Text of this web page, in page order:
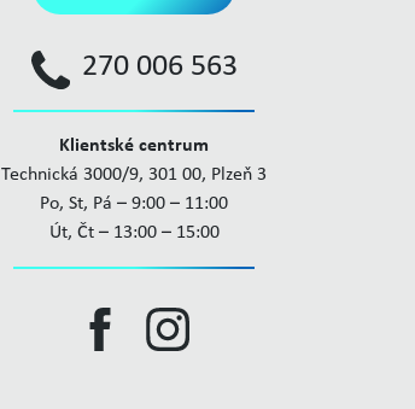
270 006 563
Klientské centrum
Technická 3000/9, 301 00, Plzeň 3
Po, St, Pá – 9:00 – 11:00
Út, Čt – 13:00 – 15:00